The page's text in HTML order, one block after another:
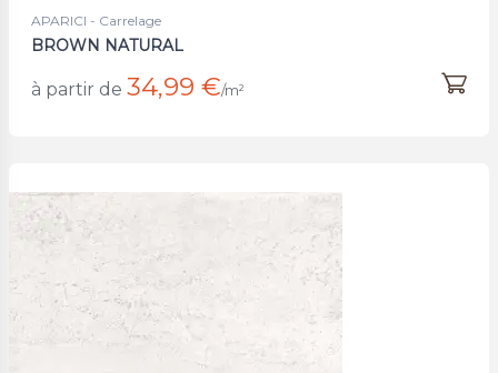
APARICI - Carrelage
BROWN NATURAL
à partir de 34,99 €/m²